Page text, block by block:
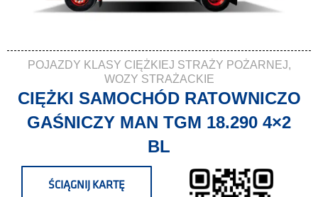
POJAZDY KLASY CIĘŻKIEJ STRAŻY POŻARNEJ,
WOZY STRAŻACKIE
CIĘŻKI SAMOCHÓD RATOWNICZO
GAŚNICZY MAN TGM 18.290 4×2
BL
ŚCIĄGNIJ KARTĘ